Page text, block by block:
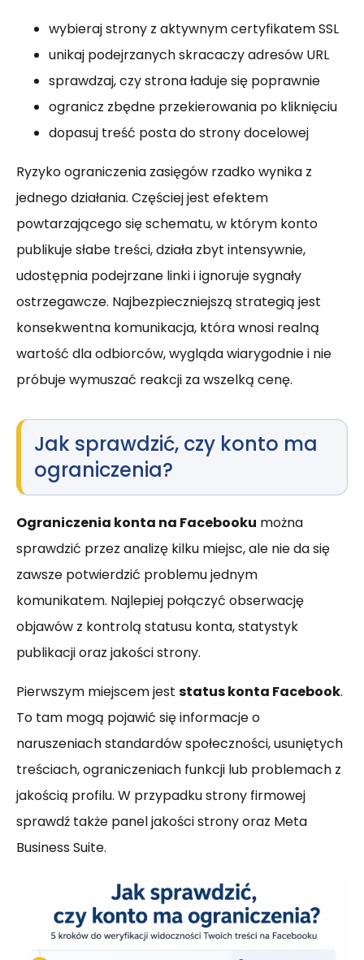
wybieraj strony z aktywnym certyfikatem SSL
unikaj podejrzanych skracaczy adresów URL
sprawdzaj, czy strona ładuje się poprawnie
ogranicz zbędne przekierowania po kliknięciu
dopasuj treść posta do strony docelowej
Ryzyko ograniczenia zasięgów rzadko wynika z
jednego działania. Częściej jest efektem
powtarzającego się schematu, w którym konto
publikuje słabe treści, działa zbyt intensywnie,
udostępnia podejrzane linki i ignoruje sygnały
ostrzegawcze. Najbezpieczniejszą strategią jest
konsekwentna komunikacja, która wnosi realną
wartość dla odbiorców, wygląda wiarygodnie i nie
próbuje wymuszać reakcji za wszelką cenę.
Jak sprawdzić, czy konto ma
ograniczenia?
Ograniczenia konta na Facebooku można
sprawdzić przez analizę kilku miejsc, ale nie da się
zawsze potwierdzić problemu jednym
komunikatem. Najlepiej połączyć obserwację
objawów z kontrolą statusu konta, statystyk
publikacji oraz jakości strony.
Pierwszym miejscem jest status konta Facebook.
To tam mogą pojawić się informacje o
naruszeniach standardów społeczności, usuniętych
treściach, ograniczeniach funkcji lub problemach z
jakością profilu. W przypadku strony firmowej
sprawdź także panel jakości strony oraz Meta
Business Suite.